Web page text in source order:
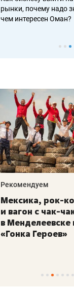
рынки, почему надо
чем интересен Оман?
Рекомендуем
Мексика, рок-
и вагон с чак-
в
«Гонка Героев»